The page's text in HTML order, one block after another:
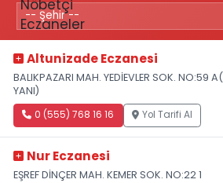
Altunizade Eczanesi
BALIKPAZARI MAH. YEDİEVLER SOK. NO:59
YANI)
0 (555) 768 16 16 Yol Tarifi Al
Nur Eczanesi
EŞREF DİNÇER MAH. KEMER SOK. NO:22 1